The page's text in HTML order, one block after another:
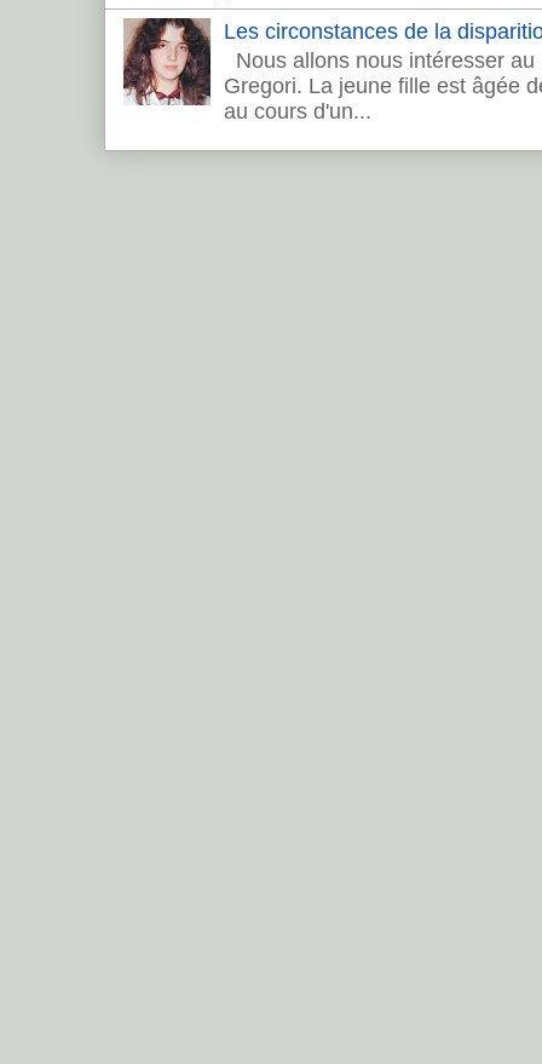
Les circonstances de la
Nous allons nous intéresser
Gregori. La jeune fille est âgée
au cours d'un...